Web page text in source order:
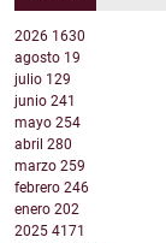
2026 1630
agosto 19
julio 129
junio 241
mayo 254
abril 280
marzo 259
febrero 246
enero 202
2025 4171